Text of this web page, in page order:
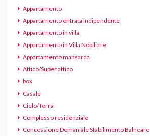
Appartamento
Appartamento entrata indipendente
Appartamento in villa
Appartamento in Villa Nobiliare
Appartamento mansarda
Attico/Super attico
box
Casale
Cielo/Terra
Complesso residenziale
Concessione Demaniale Stabilimento Balneare